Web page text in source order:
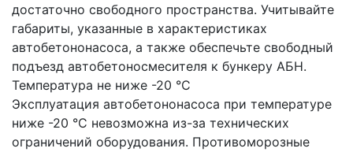
достаточно свободного пространства. Учитывайте
габариты, указанные в характеристиках
автобетононасоса, а также обеспечьте свободный
подъезд автобетоносмесителя к бункеру АБН.
Температура не ниже -20 °C
Эксплуатация автобетононасоса при температуре
ниже -20 °C невозможна из-за технических
ограничений оборудования. Противоморозные